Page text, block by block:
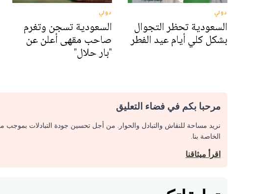
دولي
السعودية تحظر التجوال
بشكل كلي أيام عيد الفطر
دولي
السعودية تسجن وتغرم
صاحب مقهى أعلن عن
"بار حلال"
مرحبا بكم في فضاء التعليق
نريد مساحة للنقاش والتبادل والحوار. من أجل تحسين جودة التبادلات بموجب
الخاصة بنا.
اقرأ ميثاقنا